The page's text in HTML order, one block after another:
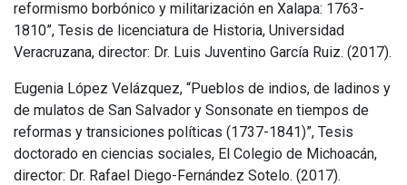
reformismo borbónico y militarización en Xalapa: 1763-
1810”, Tesis de licenciatura de Historia, Universidad
Veracruzana, director: Dr. Luis Juventino García Ruiz. (2017).
Eugenia López Velázquez, “Pueblos de indios, de ladinos y
de mulatos de San Salvador y Sonsonate en tiempos de
reformas y transiciones políticas (1737-1841)”, Tesis
doctorado en ciencias sociales, El Colegio de Michoacán,
director: Dr. Rafael Diego-Fernández Sotelo. (2017).